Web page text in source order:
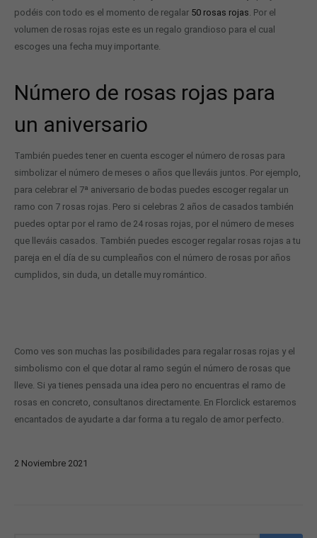
podéis con todo es el momento de regalar 50 rosas rojas. Por el
volumen de rosas rojas este es un regalo grandioso para el cual
escoges una fecha muy importante.
Número de rosas rojas para
un aniversario
También puedes tener en cuenta escoger el número de rosas para
simbolizar el número de meses o años que lleváis juntos. Por ejemplo,
para celebrar el 7ª aniversario de bodas puedes escoger regalar un
ramo con 7 rosas rojas. Pero si celebras 2 años de casados también
puedes optar por el ramo de 24 rosas rojas, por el número de meses
que lleváis casados. También puedes escoger regalar rosas rojas a tu
pareja en el día de su cumpleaños con el número de rosas por años
cumplidos, sin duda, un detalle muy romántico.
Como ves son muchas las posibilidades para regalar rosas rojas y el
simbolismo con el que dotar al ramo según el número de rosas que
lleve. Si ya tienes pensada una idea pero no encuentras el ramo de
rosas en concreto, consultanos directamente. En Florclick estaremos
encantados de ayudarte a dar forma a tu regalo de amor perfecto.
2 Noviembre 2021